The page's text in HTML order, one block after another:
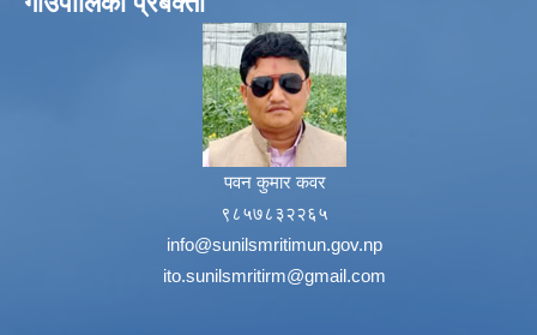
पवन कुमार कवर
९८५७८३२२६५
info@sunilsmritimun.gov.np
ito.sunilsmritirm@gmail.com